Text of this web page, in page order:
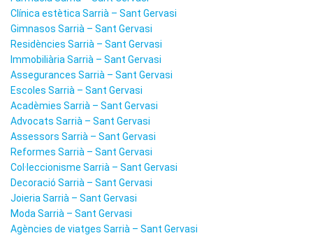
Clínica estètica Sarrià – Sant Gervasi
Gimnasos Sarrià – Sant Gervasi
Residències Sarrià – Sant Gervasi
Immobiliària Sarrià – Sant Gervasi
Assegurances Sarrià – Sant Gervasi
Escoles Sarrià – Sant Gervasi
Acadèmies Sarrià – Sant Gervasi
Advocats Sarrià – Sant Gervasi
Assessors Sarrià – Sant Gervasi
Reformes Sarrià – Sant Gervasi
Col·leccionisme Sarrià – Sant Gervasi
Decoració Sarrià – Sant Gervasi
Joieria Sarrià – Sant Gervasi
Moda Sarrià – Sant Gervasi
Agències de viatges Sarrià – Sant Gervasi